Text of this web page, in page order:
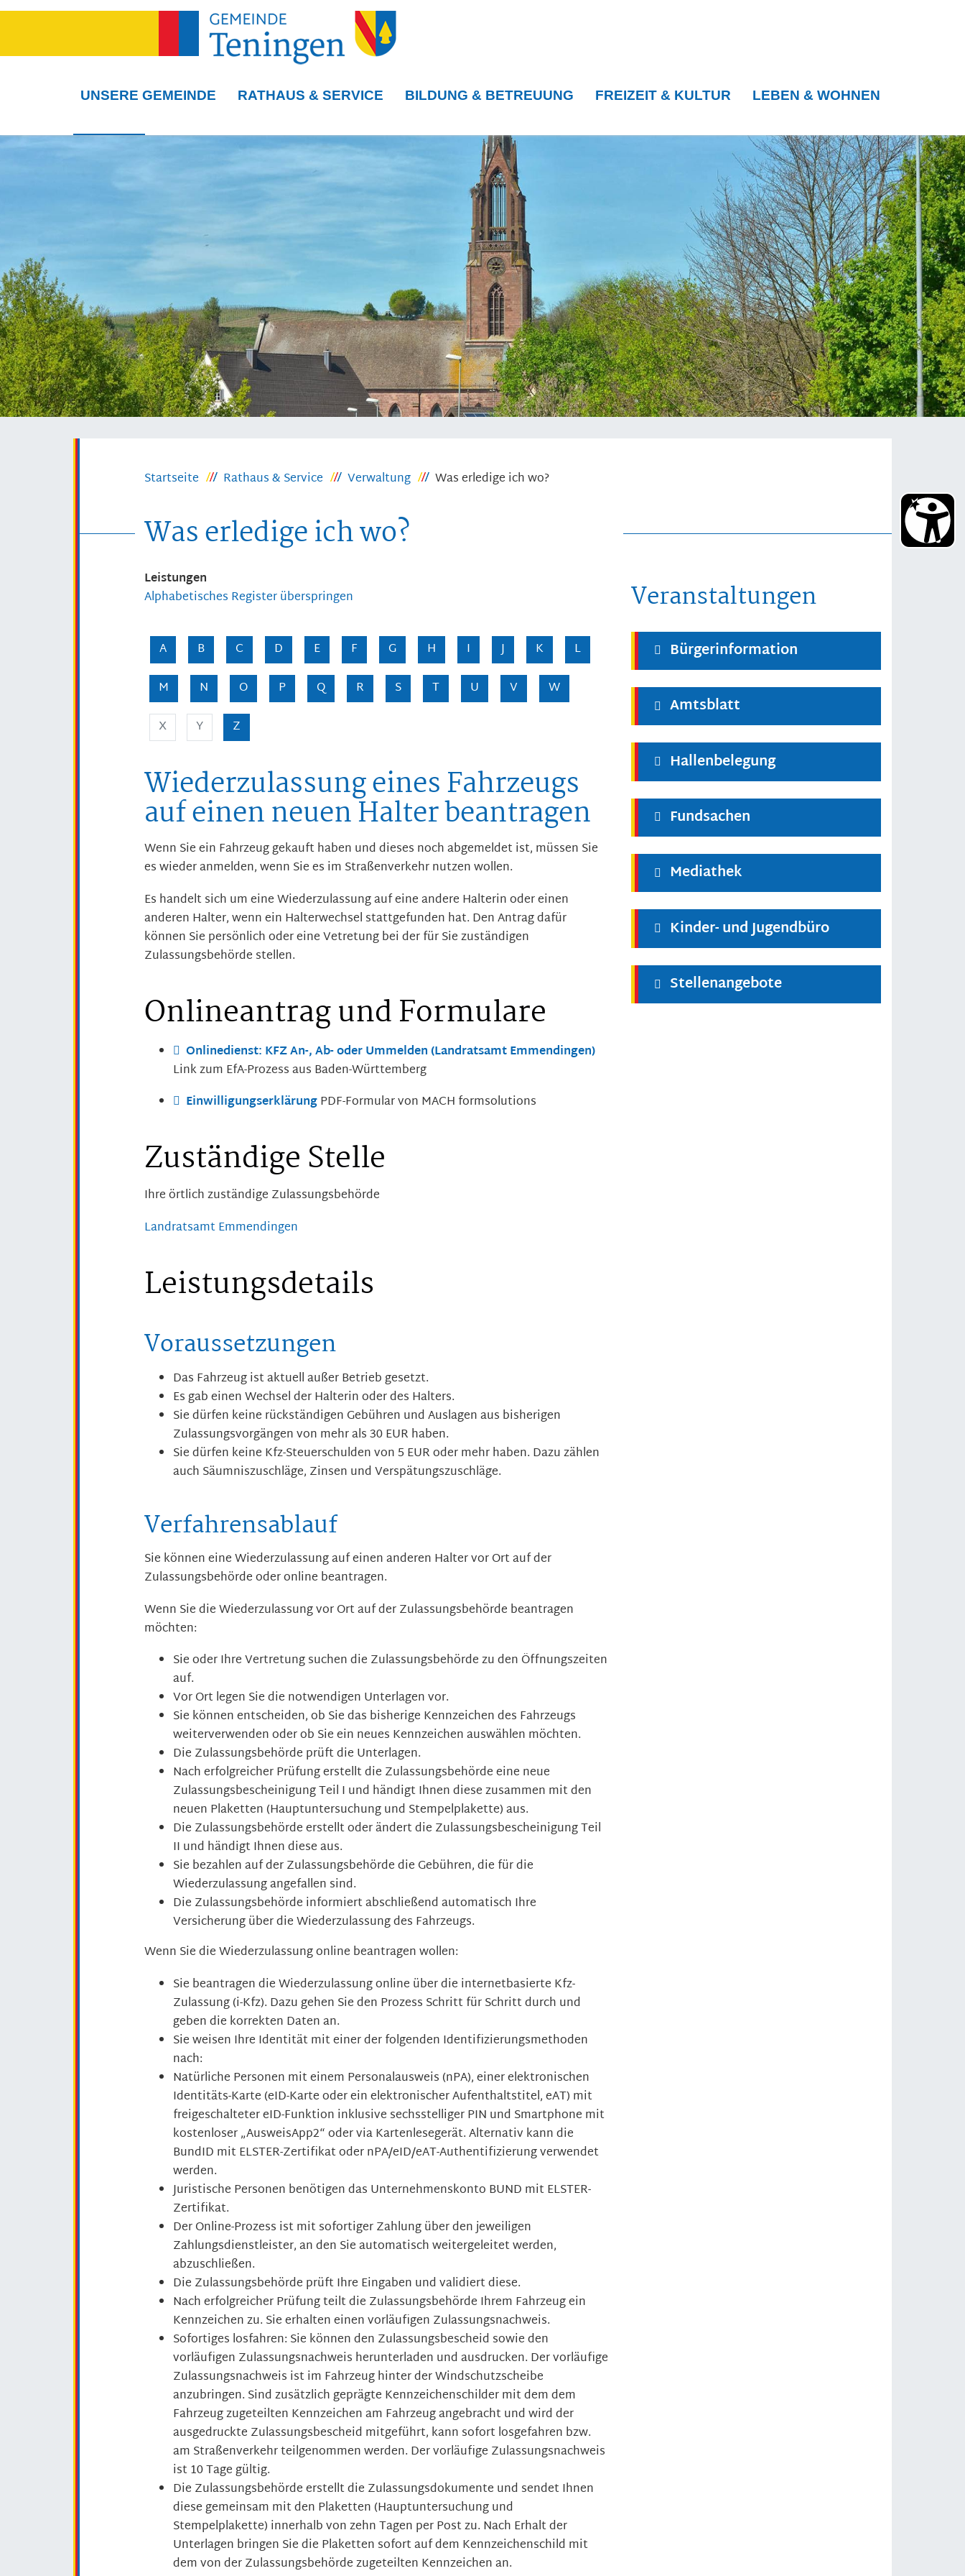
UNSERE GEMEINDE RATHAUS & SERVICE BILDUNG & BETREUUNG FREIZEIT & KULTUR LEBEN & WOHNEN
Startseite Rathaus & Service Verwaltung Was erledige ich wo?
Was erledige ich wo?
Leistungen
Alphabetisches Register überspringen
A B C D E F G H I J K
L
M
N O P Q R S T U V
W
X
Y Z
Wiederzulassung eines Fahrzeugs
auf einen neuen Halter beantragen
Wenn Sie ein Fahrzeug gekauft haben und dieses noch abgemeldet ist, müssen Sie
es wieder anmelden, wenn Sie es im Straßenverkehr nutzen wollen.
Es handelt sich um eine Wiederzulassung auf eine andere Halterin oder einen
anderen Halter, wenn ein Halterwechsel stattgefunden hat. Den Antrag dafür
können Sie persönlich oder eine Vetretung bei der für Sie zuständigen
Zulassungsbehörde stellen.
Onlineantrag und Formulare
Onlinedienst: KFZ An-, Ab- oder Ummelden (Landratsamt Emmendingen)
Link zum EfA-Prozess aus Baden-Württemberg
EinwilligungserklärungPDF-Formular von MACH formsolutions
Zuständige Stelle
Ihre örtlich zuständige Zulassungsbehörde
Landratsamt Emmendingen
Leistungsdetails
Voraussetzungen
Das Fahrzeug ist aktuell außer Betrieb gesetzt.
Es gab einen Wechsel der Halterin oder des Halters.
Sie dürfen keine rückständigen Gebühren und Auslagen aus bisherigen
Zulassungsvorgängen von mehr als 30 EUR haben.
Sie dürfen keine Kfz-Steuerschulden von 5 EUR oder mehr haben. Dazu zählen
auch Säumniszuschläge, Zinsen und Verspätungszuschläge.
Verfahrensablauf
Sie können eine Wiederzulassung auf einen anderen Halter vor Ort auf der
Zulassungsbehörde oder online beantragen.
Wenn Sie die Wiederzulassung vor Ort auf der Zulassungsbehörde beantragen
möchten:
Sie oder Ihre Vertretung suchen die Zulassungsbehörde zu den Öffnungszeiten
auf.
Vor Ort legen Sie die notwendigen Unterlagen vor.
Sie können entscheiden, ob Sie das bisherige Kennzeichen des Fahrzeugs
weiterverwenden oder ob Sie ein neues Kennzeichen auswählen möchten.
Die Zulassungsbehörde prüft die Unterlagen.
Nach erfolgreicher Prüfung erstellt die Zulassungsbehörde eine neue
Zulassungsbescheinigung Teil I und händigt Ihnen diese zusammen mit den
neuen Plaketten (Hauptuntersuchung und Stempelplakette) aus.
Die Zulassungsbehörde erstellt oder ändert die Zulassungsbescheinigung Teil
II und händigt Ihnen diese aus.
Sie bezahlen auf der Zulassungsbehörde die Gebühren, die für die
Wiederzulassung angefallen sind.
Die Zulassungsbehörde informiert abschließend automatisch Ihre
Versicherung über die Wiederzulassung des Fahrzeugs.
Wenn Sie die Wiederzulassung online beantragen wollen:
Sie beantragen die Wiederzulassung online über die internetbasierte Kfz-
Zulassung (i-Kfz). Dazu gehen Sie den Prozess Schritt für Schritt durch und
geben die korrekten Daten an.
Sie weisen Ihre Identität mit einer der folgenden Identifizierungsmethoden
nach:
Natürliche Personen mit einem Personalausweis (nPA), einer elektronischen
Identitäts-Karte (eID-Karte oder ein elektronischer Aufenthaltstitel, eAT) mit
freigeschalteter eID-Funktion inklusive sechsstelliger PIN und Smartphone mit
kostenloser „AusweisApp2“ oder via Kartenlesegerät. Alternativ kann die
BundID mit ELSTER-Zertifikat oder nPA/eID/eAT-Authentifizierung verwendet
werden.
Juristische Personen benötigen das Unternehmenskonto BUND mit ELSTER-
Zertifikat.
Der Online-Prozess ist mit sofortiger Zahlung über den jeweiligen
Zahlungsdienstleister, an den Sie automatisch weitergeleitet werden,
abzuschließen.
Die Zulassungsbehörde prüft Ihre Eingaben und validiert diese.
Nach erfolgreicher Prüfung teilt die Zulassungsbehörde Ihrem Fahrzeug ein
Kennzeichen zu. Sie erhalten einen vorläufigen Zulassungsnachweis.
Sofortiges losfahren: Sie können den Zulassungsbescheid sowie den
vorläufigen Zulassungsnachweis herunterladen und ausdrucken. Der vorläufige
Zulassungsnachweis ist im Fahrzeug hinter der Windschutzscheibe
anzubringen. Sind zusätzlich geprägte Kennzeichenschilder mit dem dem
Fahrzeug zugeteilten Kennzeichen am Fahrzeug angebracht und wird der
ausgedruckte Zulassungsbescheid mitgeführt, kann sofort losgefahren bzw.
am Straßenverkehr teilgenommen werden. Der vorläufige Zulassungsnachweis
ist 10 Tage gültig.
Die Zulassungsbehörde erstellt die Zulassungsdokumente und sendet Ihnen
diese gemeinsam mit den Plaketten (Hauptuntersuchung und
Stempelplakette) innerhalb von zehn Tagen per Post zu. Nach Erhalt der
Unterlagen bringen Sie die Plaketten sofort auf dem Kennzeichenschild mit
dem von der Zulassungsbehörde zugeteilten Kennzeichen an.
Veranstaltungen
Bürgerinformation
Amtsblatt
Hallenbelegung
Fundsachen
Mediathek
Kinder- und Jugendbüro
Stellenangebote